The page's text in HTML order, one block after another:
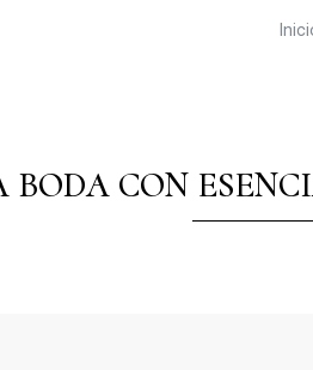
BODA CON